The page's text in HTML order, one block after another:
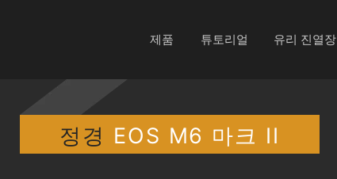
제품 튜토리얼 유리 진열장
정경 EOS M6 마크 II